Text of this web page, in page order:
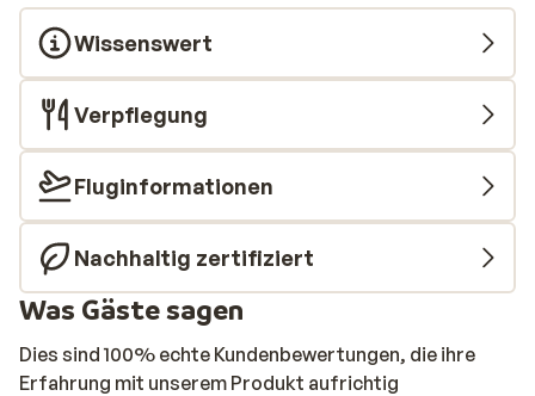
Wissenswert
Verpflegung
Fluginformationen
Nachhaltig zertifiziert
Was Gäste sagen
Dies sind 100% echte Kundenbewertungen, die ihre
Erfahrung mit unserem Produkt aufrichtig